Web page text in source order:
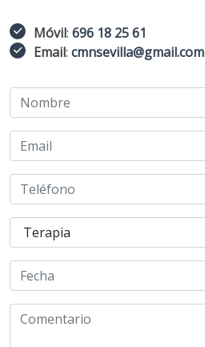
Móvil: 696 18 25 61
Email: cmnsevilla@gmail.com